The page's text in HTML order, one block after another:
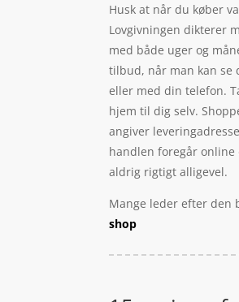
Husk at når du køber
Lovgivningen dikterer
med både uger og
tilbud, når man kan se
eller med din telefon.
hjem til dig selv.
angiver
handlen foregår
aldrig rigtigt alligevel.
Mange leder efter den
shop